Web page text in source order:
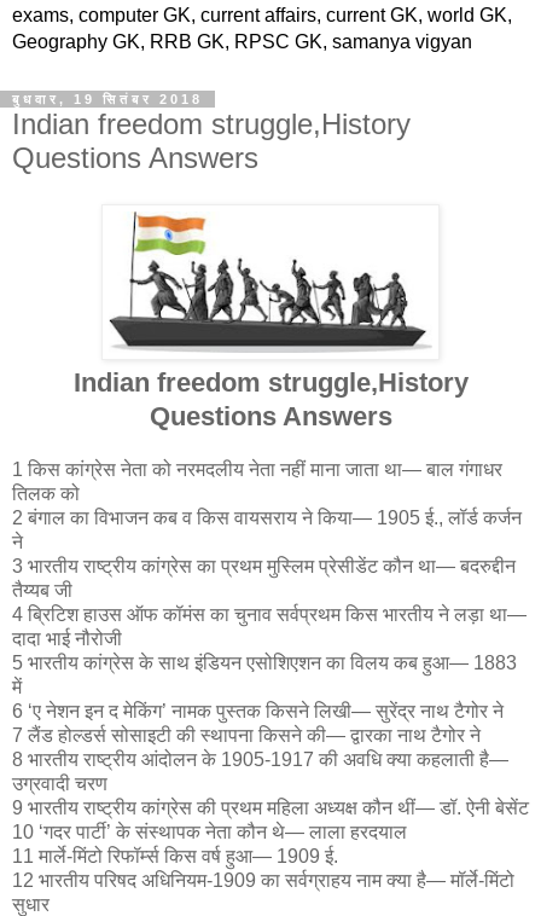
exams, computer GK, current affairs, current GK, world GK,
Geography GK, RRB GK, RPSC GK, samanya vigyan
बुधवार, 19 सितंबर 2018
Indian freedom struggle,History
Questions Answers
Indian freedom struggle,History
Questions Answers
1 किस कांग्रेस नेता को नरमदलीय नेता नहीं माना जाता था— बाल गंगाधर
तिलक को
2 बंगाल का विभाजन कब व किस वायसराय ने किया— 1905 ई., लॉर्ड कर्जन
ने
3 भारतीय राष्ट्रीय कांग्रेस का प्रथम मुस्लिम प्रेसीडेंट कौन था— बदरुद्दीन
तैय्यब जी
4 ब्रिटिश हाउस ऑफ कॉमंस का चुनाव सर्वप्रथम किस भारतीय ने लड़ा था—
दादा भाई नौरोजी
5 भारतीय कांग्रेस के साथ इंडियन एसोशिएशन का विलय कब हुआ— 1883
में
6 ‘ए नेशन इन द मेकिंग’ नामक पुस्तक किसने लिखी— सुरेंद्र नाथ टैगोर ने
7 लैंड होल्डर्स सोसाइटी की स्थापना किसने की— द्वारका नाथ टैगोर ने
8 भारतीय राष्ट्रीय आंदोलन के 1905-1917 की अवधि क्या कहलाती है—
उग्रवादी चरण
9 भारतीय राष्ट्रीय कांग्रेस की प्रथम महिला अध्यक्ष कौन थीं— डॉ. ऐनी बेसेंट
10 ‘गदर पार्टी’ के संस्थापक नेता कौन थे— लाला हरदयाल
11 मार्ले-मिंटो रिफॉर्म्स किस वर्ष हुआ— 1909 ई.
12 भारतीय परिषद अधिनियम-1909 का सर्वग्राहय नाम क्या है— मॉर्ले-मिंटो
सुधार